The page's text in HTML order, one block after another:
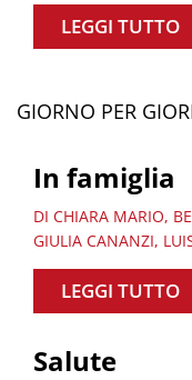
LEGGI TUTTO
GIORNO PER
In famiglia
DI CHIARA MARIO,
GIULIA CANANZI,
LEGGI TUTTO
Salute